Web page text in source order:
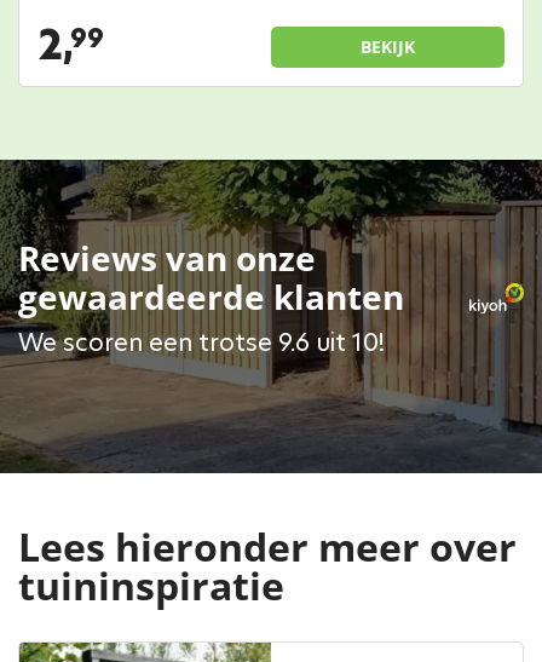
2,99 BEKIJK
Reviews van onze
gewaardeerde klanten
We scoren een trotse 9.6 uit 10!
Lees hieronder meer over
tuininspiratie